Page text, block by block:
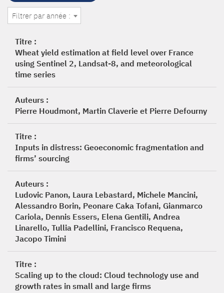
Filtrer par année :
Titre :
Wheat yield estimation at field level over France
using Sentinel 2, Landsat-8, and meteorological
time series
Auteurs :
Pierre Houdmont, Martin Claverie et Pierre Defourny
Titre :
Inputs in distress: Geoeconomic fragmentation and
firms’ sourcing
Auteurs :
Ludovic Panon, Laura Lebastard, Michele Mancini,
Alessandro Borin, Peonare Caka Tofani, Gianmarco
Cariola, Dennis Essers, Elena Gentili, Andrea
Linarello, Tullia Padellini, Francisco Requena,
Jacopo Timini
Titre :
Scaling up to the cloud: Cloud technology use and
growth rates in small and large firms